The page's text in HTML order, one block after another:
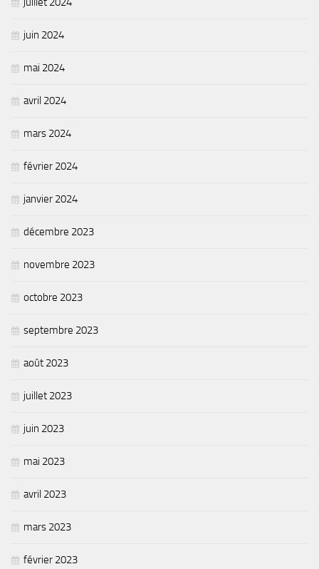
Plan Climat
SPANC
juin 2024
mai 2024
avril 2024
mars 2024
février 2024
janvier 2024
décembre 2023
novembre 2023
octobre 2023
septembre 2023
août 2023
juillet 2023
juin 2023
mai 2023
avril 2023
mars 2023
février 2023